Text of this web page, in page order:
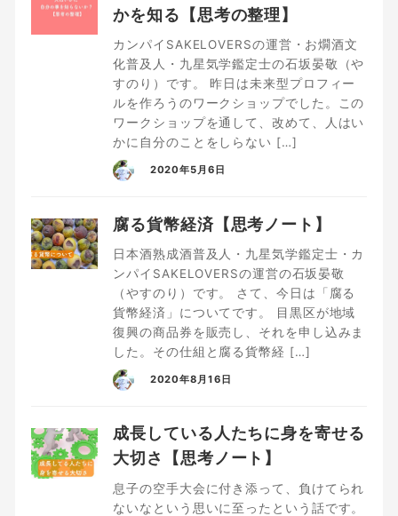
かを知る【思考の整理】
カンパイSAKELOVERSの運営・お燗酒文
化普及人・九星気学鑑定士の石坂晏敬（や
すのり）です。 昨日は未来型プロフィー
ルを作ろうのワークショップでした。この
ワークショップを通して、改めて、人はい
かに自分のことをしらない […]
2020年5月6日
腐る貨幣経済【思考ノート】
日本酒熟成酒普及人・九星気学鑑定士・カ
ンパイSAKELOVERSの運営の石坂晏敬
（やすのり）です。 さて、今日は「腐る
貨幣経済」についてです。 目黒区が地域
復興の商品券を販売し、それを申し込みま
した。その仕組と腐る貨幣経 […]
2020年8月16日
成長している人たちに身を寄せる
大切さ【思考ノート】
息子の空手大会に付き添って、負けてられ
ないなという思いに至ったという話です。